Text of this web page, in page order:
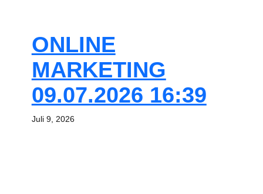
ONLINE
MARKETING
09.07.2026 16:39
Juli 9, 2026